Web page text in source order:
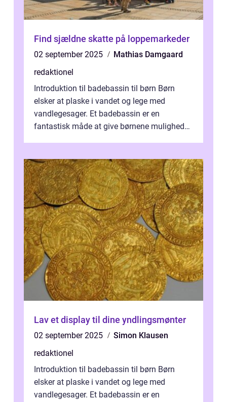
Find sjældne skatte på loppemarkeder
02 september 2025
Mathias Damgaard
redaktionel
Introduktion til badebassin til børn Børn
elsker at plaske i vandet og lege med
vandlegesager. Et badebassin er en
fantastisk måde at give børnene mulighed
Lav et display til dine yndlingsmønter
02 september 2025
Simon Klausen
redaktionel
Introduktion til badebassin til børn Børn
elsker at plaske i vandet og lege med
vandlegesager. Et badebassin er en